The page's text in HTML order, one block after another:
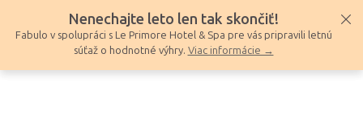
obsah
Nenechajte leto len tak skončiť!
Fabulo v spolupráci s Le Primore Hotel & Spa pre vás pripravili letnú
súťaž o hodnotné výhry. Viac informácie →